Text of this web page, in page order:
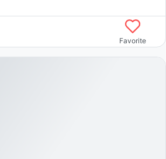
Favorite